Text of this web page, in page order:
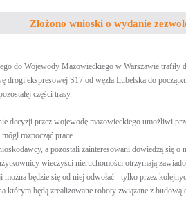
Złożono wnioski o wydanie
do Wojewody Mazowieckiego w Warszawie
drogi ekspresowej S17 od węzła Lubelska do
części trasy.
decyzji przez wojewodę mazowieckiego umożliwi
rozpocząć prace.
a pozostali zainteresowani dowiedzą się
wieczyści nieruchomości otrzymają
będzie się od niej odwołać - tylko przez
którym będą zrealizowane roboty związane z